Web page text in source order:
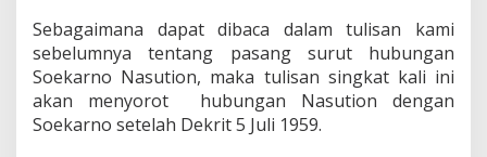
i
"
d
e
g
Sebagaimana dapat dibaca dalam tulisan kami
sebelumnya tentang pasang surut hubungan
Soekarno Nasution, maka tulisan singkat kali ini
akan menyorot hubungan Nasution dengan
Soekarno setelah Dekrit 5 Juli 1959.